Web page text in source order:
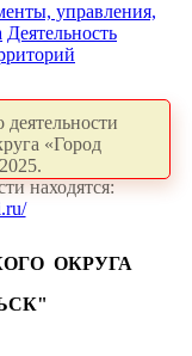
управления,
Деятельность
«Город
находятся:
ОКРУГА